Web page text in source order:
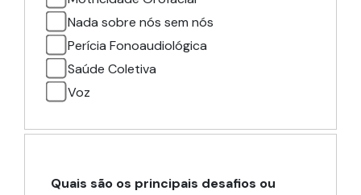
Nada sobre nós sem nós
Perícia Fonoaudiológica
Saúde Coletiva
Voz
Quais são os principais desafios ou